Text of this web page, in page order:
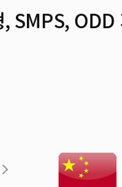
SMPS, ODD